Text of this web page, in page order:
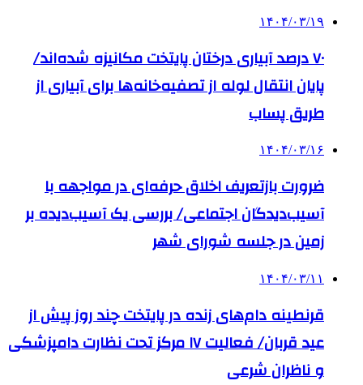
۱۴۰۴/۰۳/۱۹
۷۰ درصد آبیاری درختان پایتخت مکانیزه شده‌اند/
پایان انتقال لوله از تصفیه‌خانه‌ها برای آبیاری از
طریق پساب
۱۴۰۴/۰۳/۱۶
ضرورت بازتعریف اخلاق حرفه‌ای در مواجهه با
آسیب‌دیدگان اجتماعی/ بررسی یک آسیب‌دیده بر
زمین در جلسه شورای شهر
۱۴۰۴/۰۳/۱۱
قرنطینه دام‌های زنده در پایتخت چند روز پیش از
عید قربان/ فعالیت ۱۷ مرکز تحت نظارت دامپزشکی
و ناظران شرعی